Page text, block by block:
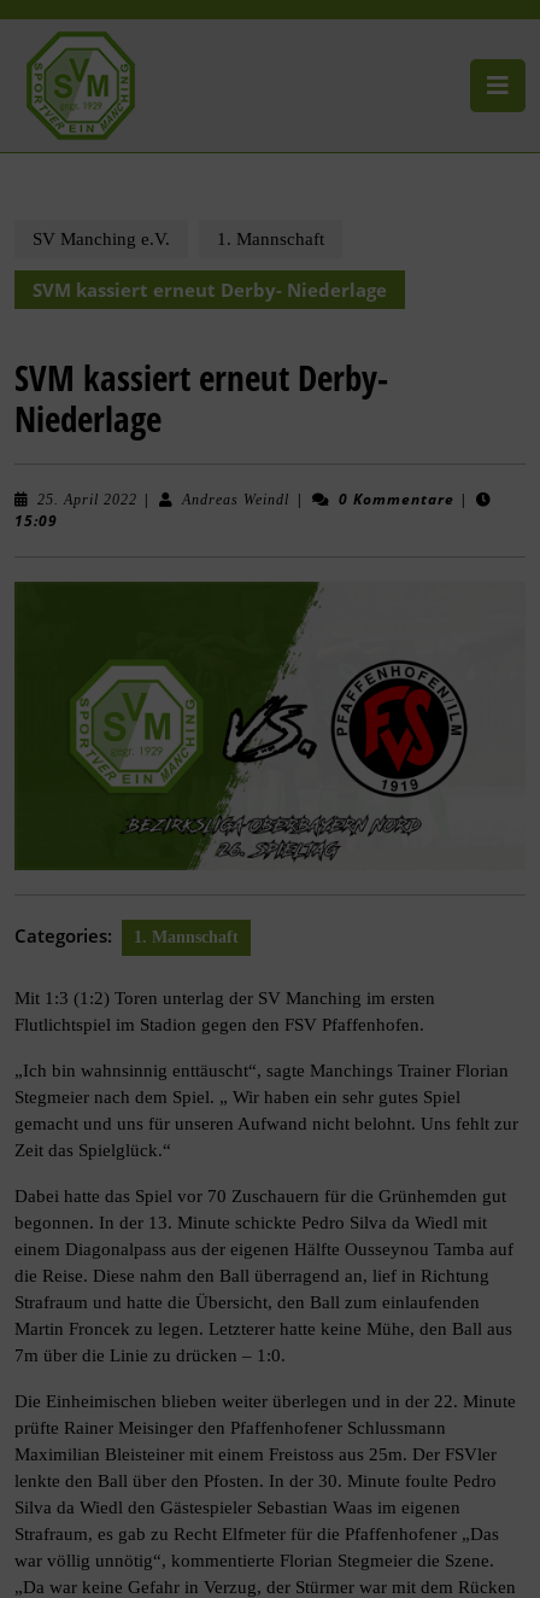
SV Manching e.V. 1. Mannschaft
SVM kassiert erneut Derby- Niederlage
SVM kassiert erneut Derby-
Niederlage
25. April 2022 | Andreas Weindl | 0 Kommentare |
15:09
Categories: 1. Mannschaft
Mit 1:3 (1:2) Toren unterlag der SV Manching im ersten
Flutlichtspiel im Stadion gegen den FSV Pfaffenhofen.
„Ich bin wahnsinnig enttäuscht“, sagte Manchings Trainer Florian
Stegmeier nach dem Spiel. „ Wir haben ein sehr gutes Spiel
gemacht und uns für unseren Aufwand nicht belohnt. Uns fehlt zur
Zeit das Spielglück.“
Dabei hatte das Spiel vor 70 Zuschauern für die Grünhemden gut
begonnen. In der 13. Minute schickte Pedro Silva da Wiedl mit
einem Diagonalpass aus der eigenen Hälfte Ousseynou Tamba auf
die Reise. Diese nahm den Ball überragend an, lief in Richtung
Strafraum und hatte die Übersicht, den Ball zum einlaufenden
Martin Froncek zu legen. Letzterer hatte keine Mühe, den Ball aus
7m über die Linie zu drücken – 1:0.
Die Einheimischen blieben weiter überlegen und in der 22. Minute
prüfte Rainer Meisinger den Pfaffenhofener Schlussmann
Maximilian Bleisteiner mit einem Freistoss aus 25m. Der FSVler
lenkte den Ball über den Pfosten. In der 30. Minute foulte Pedro
Silva da Wiedl den Gästespieler Sebastian Waas im eigenen
Strafraum, es gab zu Recht Elfmeter für die Pfaffenhofener „Das
war völlig unnötig“, kommentierte Florian Stegmeier die Szene.
„Da war keine Gefahr in Verzug, der Stürmer war mit dem Rücken